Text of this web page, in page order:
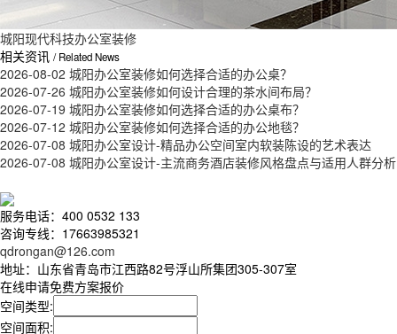
城阳现代科技办公室装修
相关资讯 / Related News
2026-08-02 城阳办公室装修如何选择合适的办公桌？
2026-07-26 城阳办公室装修如何设计合理的茶水间布局？
2026-07-19 城阳办公室装修如何选择合适的办公桌布？
2026-07-12 城阳办公室装修如何选择合适的办公地毯？
2026-07-08 城阳办公室设计-精品办公空间室内软装陈设的艺术表达
2026-07-08 城阳办公室设计-主流商务酒店装修风格盘点与适用人群分析
服务电话：400 0532 133
咨询专线：17663985321
qdrongan@126.com
地址：山东省青岛市江西路82号浮山所集团305-307室
在线申请免费方案报价
空间类型:
空间面积: